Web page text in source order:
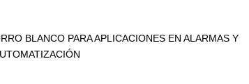
BLANCO PARA APLICACIONES EN ALARMAS Y